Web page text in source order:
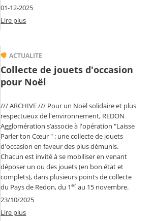
01-12-2025
Lire plus
ACTUALITE
Collecte de jouets d'occasion
pour Noël
/// ARCHIVE /// Pour un Noël solidaire et plus
respectueux de l'environnement, REDON
Agglomération s’associe à l'opération "Laisse
Parler ton Cœur " : une collecte de jouets
d'occasion en faveur des plus démunis.
Chacun est invité à se mobiliser en venant
déposer un ou des jouets (en bon état et
complets), dans plusieurs points de collecte
du Pays de Redon, du 1er au 15 novembre.
23/10/2025
Lire plus